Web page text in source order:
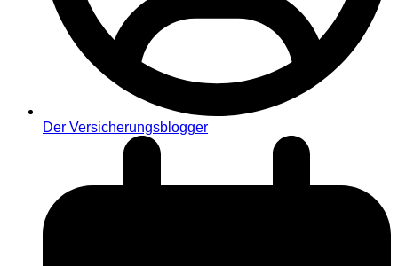
Der Versicherungsblogger